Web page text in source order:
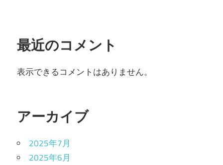
最近のコメント
表示できるコメントはありません。
アーカイブ
2025年7月
2025年6月